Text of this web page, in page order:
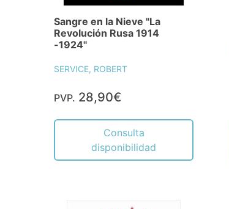
Sangre en la Nieve "La
Revolución Rusa 1914
-1924"
SERVICE, ROBERT
PVP. 28,90€
Consulta
disponibilidad